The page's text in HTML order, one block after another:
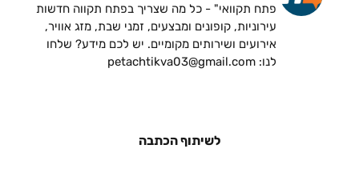
פתח תקוואי" - כל מה שצריך בפתח תקווה חדשות
עירוניות, קופונים ומבצעים, זמני שבת, מזג אוויר,
אירועים ושירותים מקומיים. יש לכם מידע? שלחו
לנו: petachtikva03@gmail.com
לשיתוף הכתבה